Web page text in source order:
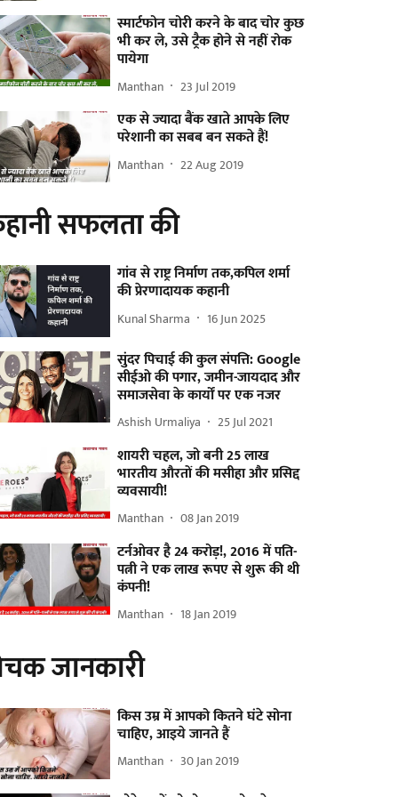
स्मार्टफोन चोरी करने के बाद चोर कुछ
भी कर ले, उसे ट्रैक होने से नहीं रोक
पायेगा
Manthan 23 Jul 2019
एक से ज्यादा बैंक खाते आपके लिए
परेशानी का सबब बन सकते हैं!
Manthan 22 Aug 2019
सफलता की
गांव से राष्ट्र निर्माण तक,कपिल शर्मा
की प्रेरणादायक कहानी
Kunal Sharma 16 Jun 2025
सुंदर पिचाई की कुल संपत्ति: Google
सीईओ की पगार, जमीन-जायदाद और
समाजसेवा के कार्यों पर एक नजर
Ashish Urmaliya 25 Jul 2021
शायरी चहल, जो बनी 25 लाख
भारतीय औरतों की मसीहा और प्रसिद्द
व्यवसायी!
Manthan 08 Jan 2019
टर्नओवर है 24 करोड़!, 2016 में पति-
पत्नी ने एक लाख रूपए से शुरू की थी
कंपनी!
Manthan 18 Jan 2019
जानकारी
किस उम्र में आपको कितने घंटे सोना
चाहिए, आइये जानते हैं
Manthan 30 Jan 2019